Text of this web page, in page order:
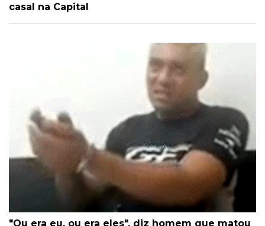
casal na Capital
"Ou era eu, ou era eles", diz homem que matou